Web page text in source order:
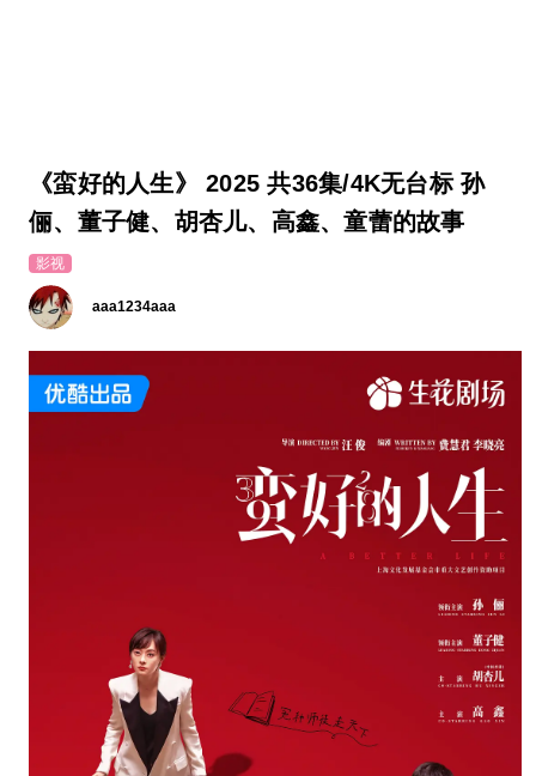
《蛮好的人生》 2025 共36集/4K无台标 孙
俪、董子健、胡杏儿、高鑫、童蕾的故事
影视
aaa1234aaa